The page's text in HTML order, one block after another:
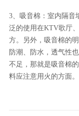
3、吸音棉：室内隔音
泛的使用在KTV歌厅
方。另外，吸音棉的
防潮、防水，透气性
不足，那就是吸音棉
料应注意用火的方面。